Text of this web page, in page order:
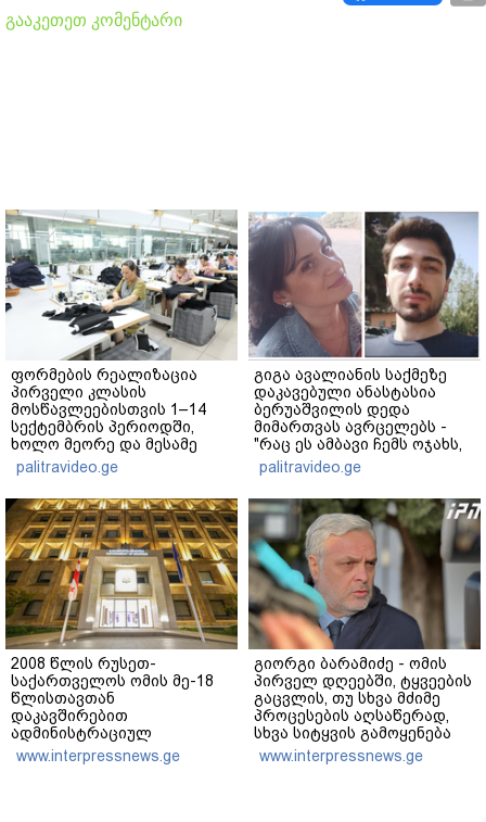
გააკეთეთ კომენტარი
ფორმების რეალიზაცია
პირველი კლასის
მოსწავლეებისთვის 1–14
სექტემბრის პერიოდში,
ხოლო მეორე და მესამე
ეტაპებზე...
palitravideo.ge
გიგა ავალიანის საქმეზე
დაკავებული ანასტასია
ბერუაშვილის დედა
მიმართვას ავრცელებს -
"რაც ეს ამბავი ჩემს ოჯახს,
ჩემს ანასტასიას გადახდა
თავს, მის მერე მე მე არ
ვარ"
palitravideo.ge
2008 წლის რუსეთ-
საქართველოს ომის მე-18
წლისთავთან
დაკავშირებით
ადმინისტრაციულ
შენობებზე სახელმწიფო
დროშები დაეშვა
www.interpressnews.ge
გიორგი ბარამიძე - ომის
პირველ დღეებში, ტყვეების
გაცვლის, თუ სხვა მძიმე
პროცესების აღსაწერად,
სხვა სიტყვის გამოყენება
აჯობებდა - არასდროს
მითქვამს, რომ ჩვენები
www.interpressnews.ge